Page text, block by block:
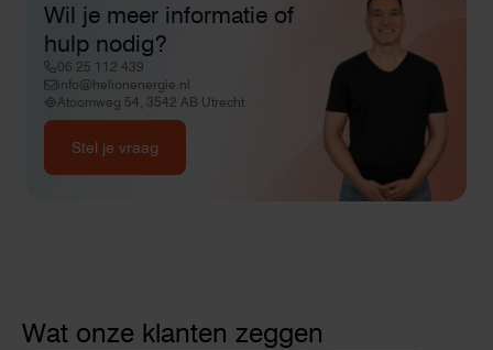
Wil je meer informatie of
hulp nodig?
06 25 112 439
info@helionenergie.nl
Atoomweg 54, 3542 AB Utrecht
Stel je vraag
Wat onze klanten zeggen